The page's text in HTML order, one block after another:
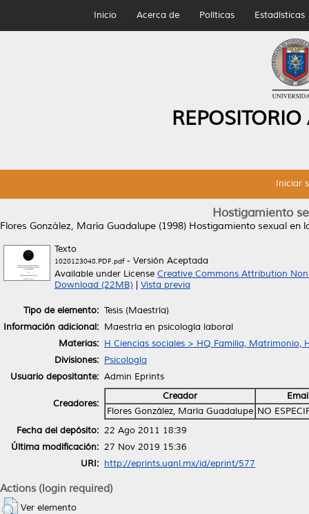
Inicio Acerca de Políticas Estadísticas
Iniciar
Hostigamiento
Flores González, María Guadalupe (1998) Hostigamiento sexual en
Texto
1020123048.PDF.pdf- Versión Aceptada
Available under License Creative Commons Attribution
Download (22MB)
Vista previa
Tipo de elemento: Tesis (Maestría)
Información adicional: Maestría en psicología laboral
Materias: H Ciencias sociales > HQ Familia, Matrimonio,
Divisiones: Psicología
Usuario depositante: Admin Eprints
Creadores:
Creador
Flores González, María Guadalupe NO
Fecha del depósito: 22 Ago 2011 18:39
Última modificación: 27 Nov 2019 15:36
URI: http://eprints.uanl.mx/id/eprint/577
Actions (login required)
Ver elemento